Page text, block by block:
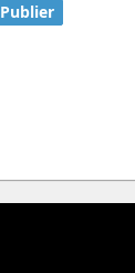
Publier